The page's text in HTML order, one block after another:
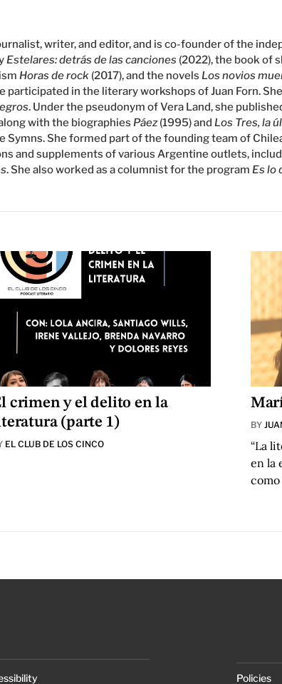
writer, and editor, and is co-founder of the
Estelares: detrás de las canciones (2022), the book of
Horas de rock (2017), and the novelsLos novios
participated in the literary workshops of Juan Forn.
. Under the pseudonym of Vera Land, she
with the biographiesPáez(1995) andLos Tres, la
Symns. She formed part of the founding team of
and supplements of various Argentine outlets,
. She also worked as a columnist for the programEs lo
crimen y el delito en la
(parte 1)
EL CLUB DE LOS CINCO
BY
“La
en la
como
Policies